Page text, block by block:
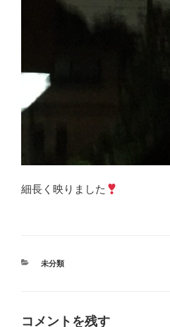
細長く映りました
カ
未分類
コメントを残す